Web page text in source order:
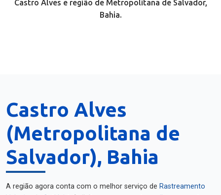
Castro Alves e região de Metropolitana de Salvador,
Bahia.
Castro Alves
(Metropolitana de
Salvador), Bahia
A região agora conta com o melhor serviço de Rastreamento